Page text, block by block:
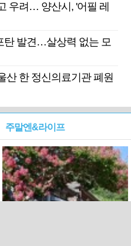
우려… 양산시, '어필 레
탄 발견…살상력 없는 모
산 한 정신의료기관 폐원
주말엔&라이프